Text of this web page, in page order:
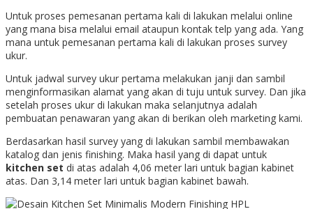
Untuk proses pemesanan pertama kali di lakukan melalui online
yang mana bisa melalui email ataupun kontak telp yang ada. Yang
mana untuk pemesanan pertama kali di lakukan proses survey
ukur.
Untuk jadwal survey ukur pertama melakukan janji dan sambil
menginformasikan alamat yang akan di tuju untuk survey. Dan jika
setelah proses ukur di lakukan maka selanjutnya adalah
pembuatan penawaran yang akan di berikan oleh marketing kami.
Berdasarkan hasil survey yang di lakukan sambil membawakan
katalog dan jenis finishing. Maka hasil yang di dapat untuk
kitchen set di atas adalah 4,06 meter lari untuk bagian kabinet
atas. Dan 3,14 meter lari untuk bagian kabinet bawah.